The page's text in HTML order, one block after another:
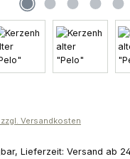
Versandkosten
Lieferzeit: Versand ab